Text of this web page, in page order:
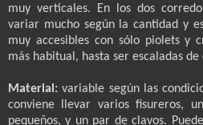
muy verticales. En los dos
variar mucho según la cantidad y
muy accesibles con sólo piolets y
más habitual, hasta ser escaladas
Material: variable según las
conviene llevar varios fisureros,
pequeños, y un par de clavos.